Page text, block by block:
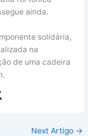
ainda.
solidária,
na
de uma cadeira
Next Artigo →